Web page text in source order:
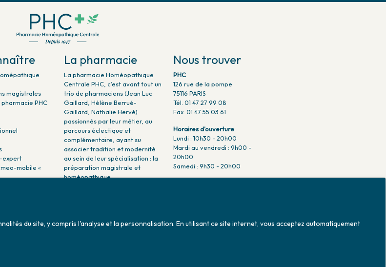
magistrales
PHC
expert
mobile «
La pharmacie
La pharmacie Homéopathique
Centrale PHC, c’est avant tout un
trio de pharmaciens (Jean Luc
Gaillard, Hélène Berrué-
Gaillard, Nathalie Hervé)
passionnés par leur métier, au
parcours éclectique et
complémentaire, ayant su
associer tradition et modernité
au sein de leur spécialisation : la
préparation magistrale et
homéopathique.
Nous trouver
PHC
126 rue de la pompe
75116 PARIS
Tél. 01 47 27 99 08
Fax. 01 47 55 03 61
Horaires d'ouverture
Lundi : 10h30 - 20h00
Mardi au vendredi : 9h00 -
20h00
Samedi : 9h30 - 20h00
du site, y compris l'analyse et la personnalisation. En utilisant ce site internet, vous acceptez automatiquement